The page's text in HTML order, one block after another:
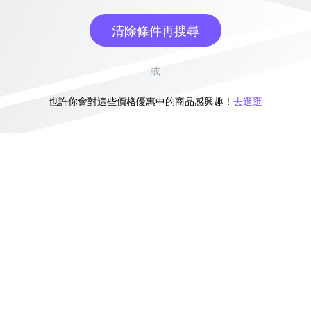
清除條件再搜尋
或
也許你會對這些價格優惠中的商品感興趣！ 去逛逛